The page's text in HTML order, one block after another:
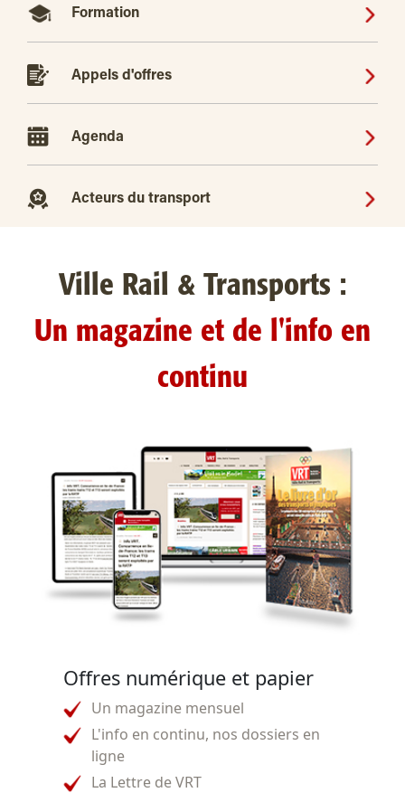
Formation
Appels d'offres
Agenda
Acteurs du transport
Ville Rail & Transports :
Un magazine et de l'info en
continu
Offres numérique et papier
Un magazine mensuel
L'info en continu, nos dossiers en
ligne
La Lettre de VRT